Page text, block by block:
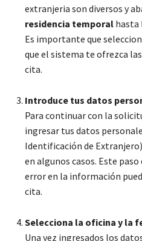
extranjeria son diversos y
residencia temporal hasta
Es importante que
que el sistema te ofrezca
cita.
Introduce tus datos
Para continuar con la
ingresar tus datos
Identificación de
en algunos casos. Este
error en la información
cita.
Selecciona la oficina y la
Una vez ingresados los